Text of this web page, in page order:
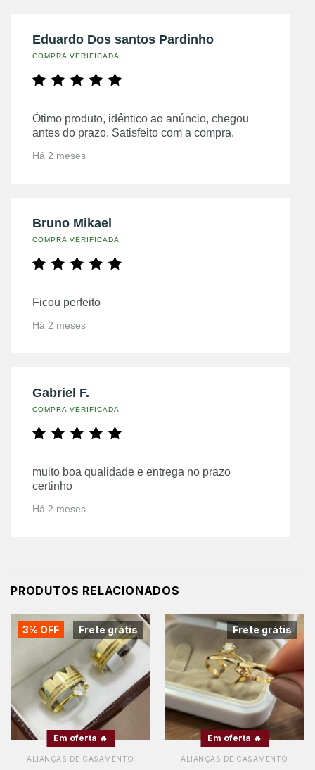
Eduardo Dos santos Pardinho
COMPRA VERIFICADA
Ótimo produto, idêntico ao anúncio, chegou
antes do prazo. Satisfeito com a compra.
Há 2 meses
Bruno Mikael
COMPRA VERIFICADA
Ficou perfeito
Há 2 meses
Gabriel F.
COMPRA VERIFICADA
muito boa qualidade e entrega no prazo
certinho
Há 2 meses
PRODUTOS RELACIONADOS
Frete grátis
3% OFF
Em oferta 🔥
ALIANÇAS DE CASAMENTO
Frete grátis
Em oferta 🔥
ALIANÇAS DE CASAMENTO